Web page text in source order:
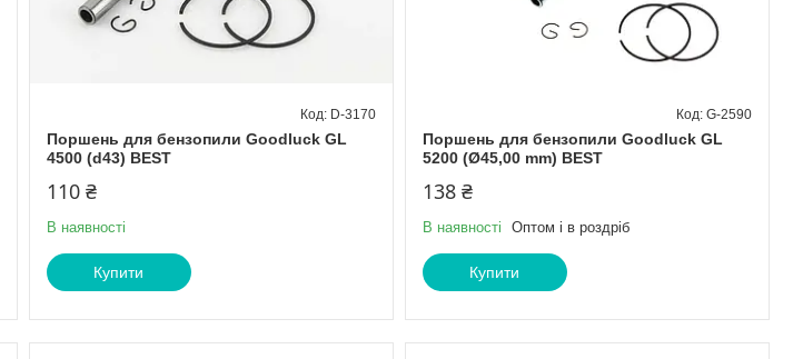
Поршень для бензопили Goodluck GL
4500 (d43) BEST
D-3170
110 ₴
В наявності
Купити
Поршень для бензопили Goodluck GL
5200 (Ø45,00 mm) BEST
G-2590
138 ₴
В наявності Оптом і в роздріб
Купити